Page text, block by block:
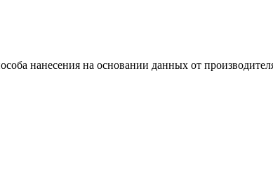
нанесения на основании данных от